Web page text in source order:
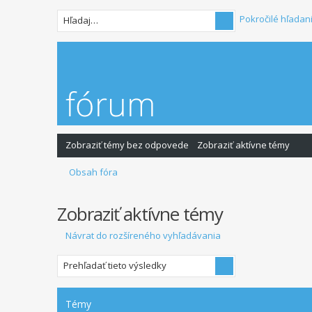
Pokročilé
Zobraziť témy bez odpovede Zobraziť aktívne témy
Obsah fóra
Zobraziť aktívne témy
Návrat do rozšíreného vyhľadávania
Témy